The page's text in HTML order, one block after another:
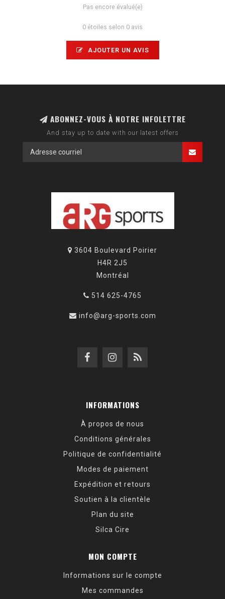
Pas encore évalué(e)
0 étoiles selon 0 avis
AJOUTER UN AVIS
ABONNEZ-VOUS À NOTRE INFOLETTRE
And stay up to date with our latest offers
3604 Boulevard Poirier
H4R 2J5
Montréal
514 625-4765
info@arg-sports.com
INFORMATIONS
À propos de nous
Conditions générales
Politique de confidentialité
Modes de paiement
Expédition et retours
Soutien à la clientèle
Plan du site
Silca Cire
MON COMPTE
Informations sur le compte
Mes commandes